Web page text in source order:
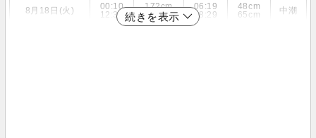
8月18日(火)
00:10
12:39
172cm
160cm
06:19
18:29
48cm
65cm
中潮
続きを表示